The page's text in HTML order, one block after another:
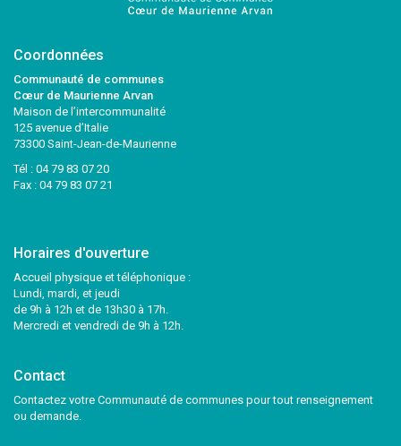
Coordonnées
Communauté de communes
Cœur de Maurienne Arvan
Maison de l’intercommunalité
125 avenue d’Italie
73300 Saint-Jean-de-Maurienne
Tél : 04 79 83 07 20
Fax : 04 79 83 07 21
Horaires d'ouverture
Accueil physique et téléphonique :
Lundi, mardi, et jeudi
de 9h à 12h et de 13h30 à 17h.
Mercredi et vendredi de 9h à 12h.
Contact
Contactez votre Communauté de communes pour tout renseignement
ou demande.